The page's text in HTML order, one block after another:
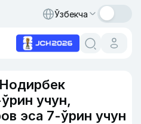
Ўзбекча
учун,
эса 7-ўрин учун